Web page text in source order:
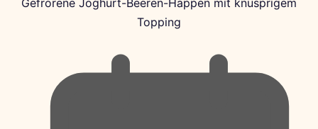
Gefrorene Joghurt-Beeren-Happen mit knusprigem
Topping